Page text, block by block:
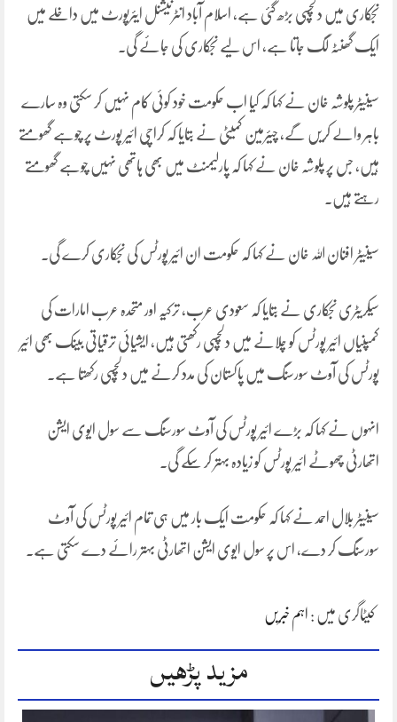
نجکاری میں دلچسپی بڑھ گئی ہے، اسلام آباد انٹرنیشنل ایئرپورٹ میں داخلے میں
ایک گھنٹہ لگ جاتا ہے، اس لیے نجکاری کی جائے گی۔
سینیٹر پلوشہ خان نے کہا کہ کیا اب حکومت خود کوئی کام نہیں کر سکتی وہ سارے
باہر والے کریں گے، چیئرمین کمیٹی نے بتایا کہ کراچی ائیر پورٹ پر چوہے گھومتے
ہیں، جس پر پلوشہ خان نے کہا کہ پارلیمنٹ میں بھی ہاتھی نہیں چوہے گھومتے
رہتے ہیں۔
سینیٹر افنان اللہ خان نے کہا کہ حکومت ان ائیر پورٹس کی نجکاری کرے گی۔
سیکریٹری نجکاری نے بتایا کہ سعودی عرب، ترکیہ اور متحدہ عرب امارات کی
کمپنیاں ائیر پورٹس کو چلانے میں دلچسپی رکھتی ہیں، ایشیائی ترقیاتی بینک بھی ائیر
پورٹس کی آوٹ سورسنگ میں پاکستان کی مدد کرنے میں دلچسپی رکھتا ہے۔
انہوں نے کہا کہ بڑے ائیر پورٹس کی آوٹ سورسنگ سے سول ایوی ایشن
اتھارٹی چھوٹے ائیر پورٹس کو زیادہ بہتر کر سکے گی۔
سینیٹر بلال احمد نے کہا کہ حکومت ایک بار میں ہی تمام ائیر پورٹس کی آوٹ
سورسنگ کر دے، اس پر سول ایوی ایشن اتھارٹی بہتر رائے دے سکتی ہے۔
کیٹاگری میں : اہم خبریں
مزید پڑھیں